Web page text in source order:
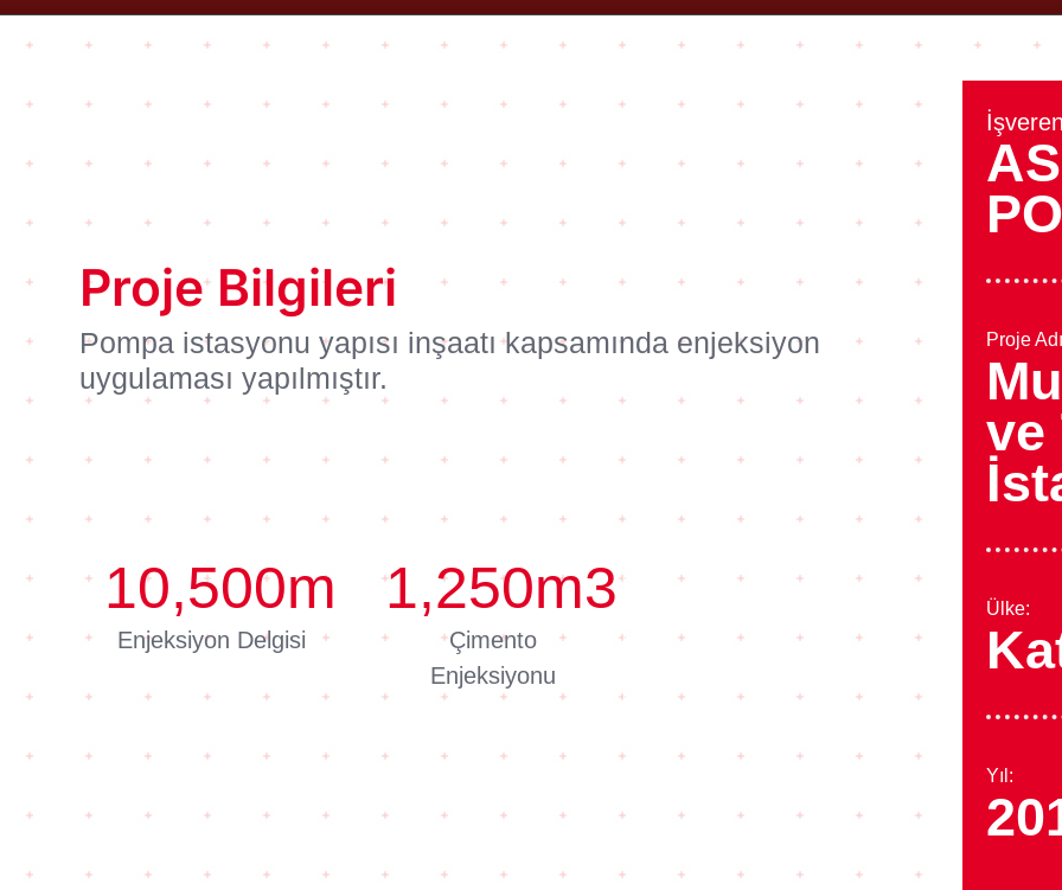
Proje Bilgileri
Pompa istasyonu yapısı inşaatı kapsamında enjeksiyon
uygulaması yapılmıştır.
10,500m
Enjeksiyon Delgisi
1,250m3
Çimento
Enjeksiyonu
Proje
ve
Ülke:
Yıl: